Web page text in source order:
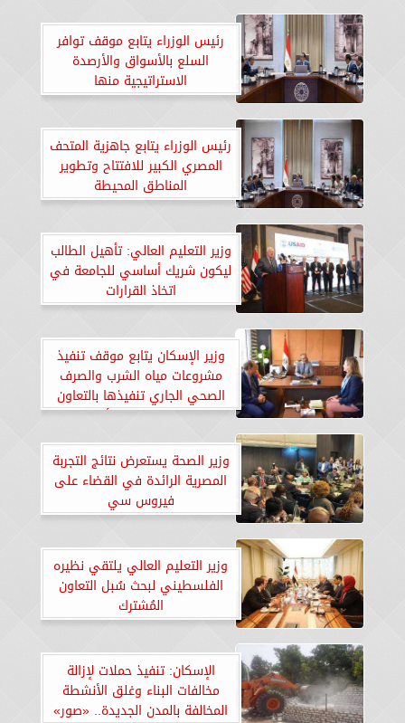
رئيس الوزراء يتابع موقف توافر
السلع بالأسواق والأرصدة
الاستراتيجية منها
رئيس الوزراء يتابع جاهزية المتحف
المصري الكبير للافتتاح وتطوير
المناطق المحيطة
وزير التعليم العالي: تأهيل الطالب
ليكون شريك أساسي للجامعة في
اتخاذ القرارات
وزير الإسكان يتابع موقف تنفيذ
مشروعات مياه الشرب والصرف
الصحي الجاري تنفيذها بالتعاون
مع بنك الاستثمار الأوروبي
وزير الصحة يستعرض نتائج التجربة
المصرية الرائدة في القضاء على
فيروس سي
وزير التعليم العالي يلتقي نظيره
الفلسطيني لبحث سُبل التعاون
المُشترك
الإسكان: تنفيذ حملات لإزالة
مخالفات البناء وغلق الأنشطة
المخالفة بالمدن الجديدة.. «صور»